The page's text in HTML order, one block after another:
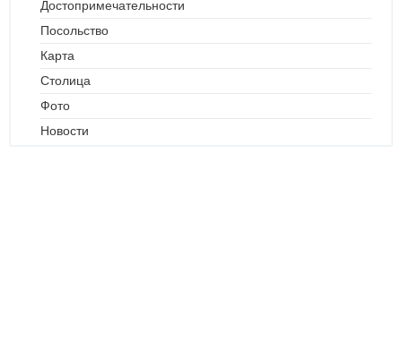
Достопримечательности
Посольство
Карта
Столица
Фото
Новости